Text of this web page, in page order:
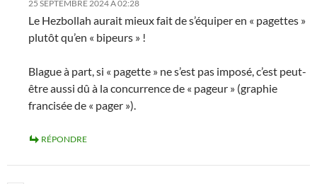
25 SEPTEMBRE 2024 À 02:28
Le Hezbollah aurait mieux fait de s’équiper en « pagettes »
plutôt qu’en « bipeurs » !
Blague à part, si « pagette » ne s’est pas imposé, c’est peut-
être aussi dû à la concurrence de « pageur » (graphie
francisée de « pager »).
RÉPONDRE